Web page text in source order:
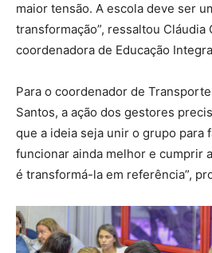
maior tensão. A escola deve ser
transformação”, ressaltou Cláudia
coordenadora de Educação
Para o coordenador de
Santos, a ação dos gestores
que a ideia seja unir o grupo para
funcionar ainda melhor e cumprir
é transformá-la em referência”,